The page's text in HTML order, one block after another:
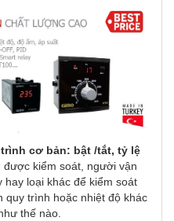
cơ bản: bật /tắt, tỷ lệ
được kiểm soát, người vận
hay loại khác để kiểm soát
quy trình hoặc nhiệt độ khác
thế nào.